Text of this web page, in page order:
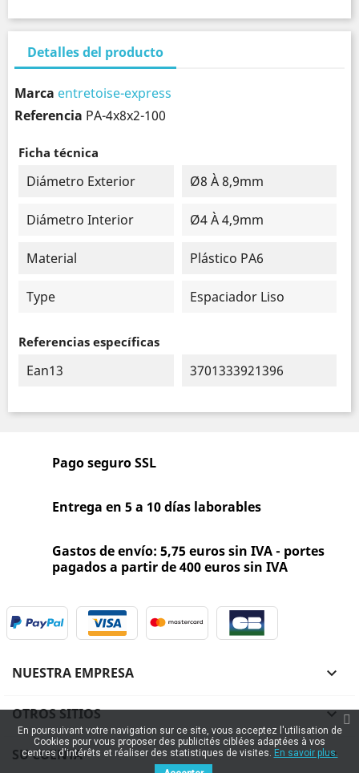
Detalles del producto
Marca entretoise-express
Referencia PA-4x8x2-100
Ficha técnica
Diámetro Exterior Ø8 À 8,9mm
Diámetro Interior Ø4 À 4,9mm
Material Plástico PA6
Type Espaciador Liso
Referencias específicas
Ean13 3701333921396
Pago seguro SSL
Entrega en 5 a 10 días laborables
Gastos de envío: 5,75 euros sin IVA - portes
pagados a partir de 400 euros sin IVA
NUESTRA EMPRESA 
OTROS SITIOS 
SU CUENTA 
En poursuivant votre navigation sur ce site, vous acceptez l'utilisation de
Cookies pour vous proposer des publicités ciblées adaptées à vos
centres d'intérêts et réaliser des statistiques de visites. En savoir plus.